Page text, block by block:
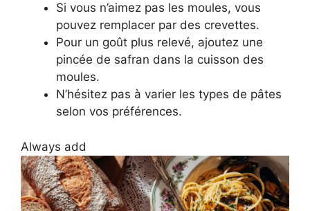
Si vous n’aimez pas les moules, vous
pouvez remplacer par des crevettes.
Pour un goût plus relevé, ajoutez une
pincée de safran dans la cuisson des
moules.
N’hésitez pas à varier les types de pâtes
selon vos préférences.
Always add